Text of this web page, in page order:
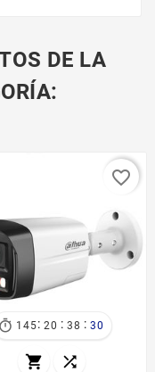
DE LA
 145: 20 : 38 : 30
 
favorite_border